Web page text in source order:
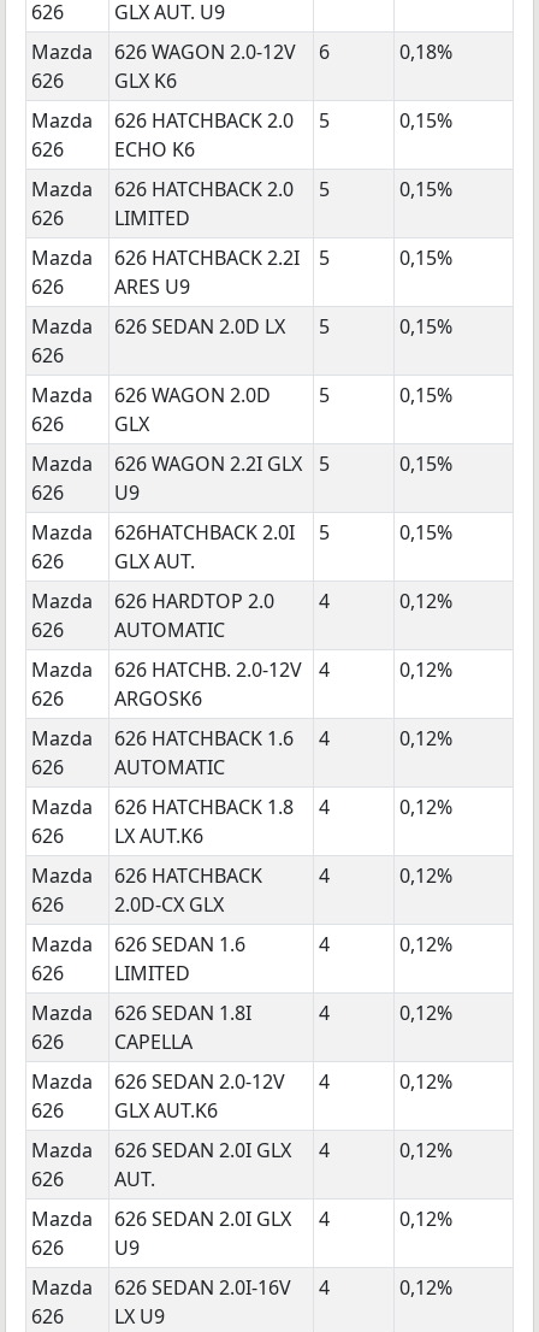
626
GLX AUT. U9
Mazda
626
626 WAGON 2.0-12V
GLX K6
6 0,18%
Mazda
626
626 HATCHBACK 2.0
ECHO K6
5 0,15%
Mazda
626
626 HATCHBACK 2.0
LIMITED
5 0,15%
Mazda
626
626 HATCHBACK 2.2I
ARES U9
5 0,15%
Mazda
626
626 SEDAN 2.0D LX 5 0,15%
Mazda
626
626 WAGON 2.0D
GLX
5 0,15%
Mazda
626
626 WAGON 2.2I GLX
U9
5 0,15%
Mazda
626
626HATCHBACK 2.0I
GLX AUT.
5 0,15%
Mazda
626
626 HARDTOP 2.0
AUTOMATIC
4 0,12%
Mazda
626
626 HATCHB. 2.0-12V
ARGOSK6
4 0,12%
Mazda
626
626 HATCHBACK 1.6
AUTOMATIC
4 0,12%
Mazda
626
626 HATCHBACK 1.8
LX AUT.K6
4 0,12%
Mazda
626
626 HATCHBACK
2.0D-CX GLX
4 0,12%
Mazda
626
626 SEDAN 1.6
LIMITED
4 0,12%
Mazda
626
626 SEDAN 1.8I
CAPELLA
4 0,12%
Mazda
626
626 SEDAN 2.0-12V
GLX AUT.K6
4 0,12%
Mazda
626
626 SEDAN 2.0I GLX
AUT.
4 0,12%
Mazda
626
626 SEDAN 2.0I GLX
U9
4 0,12%
Mazda
626
626 SEDAN 2.0I-16V
LX U9
4 0,12%